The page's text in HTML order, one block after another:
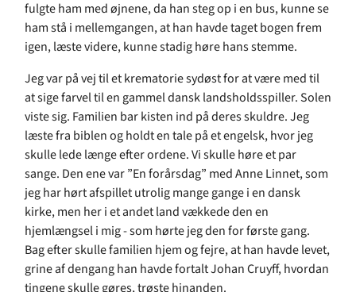
fulgte ham med øjnene, da han steg op i en bus, kunne se
ham stå i mellemgangen, at han havde taget bogen frem
igen, læste videre, kunne stadig høre hans stemme.
Jeg var på vej til et krematorie sydøst for at være med til
at sige farvel til en gammel dansk landsholdsspiller. Solen
viste sig. Familien bar kisten ind på deres skuldre. Jeg
læste fra biblen og holdt en tale på et engelsk, hvor jeg
skulle lede længe efter ordene. Vi skulle høre et par
sange. Den ene var ”En forårsdag” med Anne Linnet, som
jeg har hørt afspillet utrolig mange gange i en dansk
kirke, men her i et andet land vækkede den en
hjemlængsel i mig - som hørte jeg den for første gang.
Bag efter skulle familien hjem og fejre, at han havde levet,
grine af dengang han havde fortalt Johan Cruyff, hvordan
tingene skulle gøres, trøste hinanden.